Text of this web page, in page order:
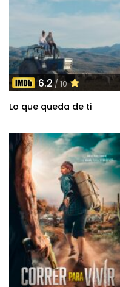
6.2/ 10
Lo que queda de ti